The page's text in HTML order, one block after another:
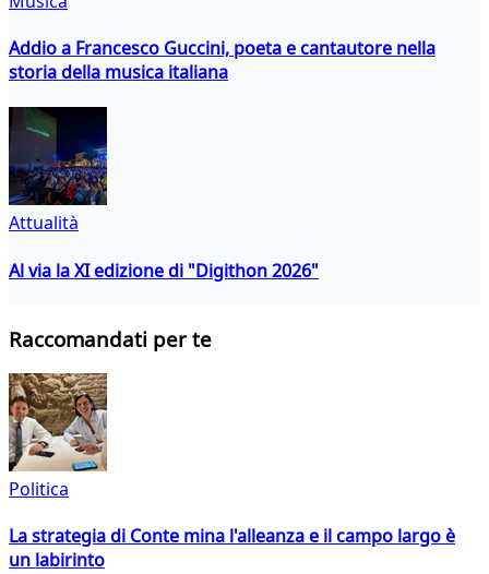
Addio a Francesco Guccini, poeta e cantautore nella
storia della musica italiana
Attualità
Al via la XI edizione di "Digithon 2026"
Raccomandati per te
Politica
La strategia di Conte mina l'alleanza e il campo largo è
un labirinto